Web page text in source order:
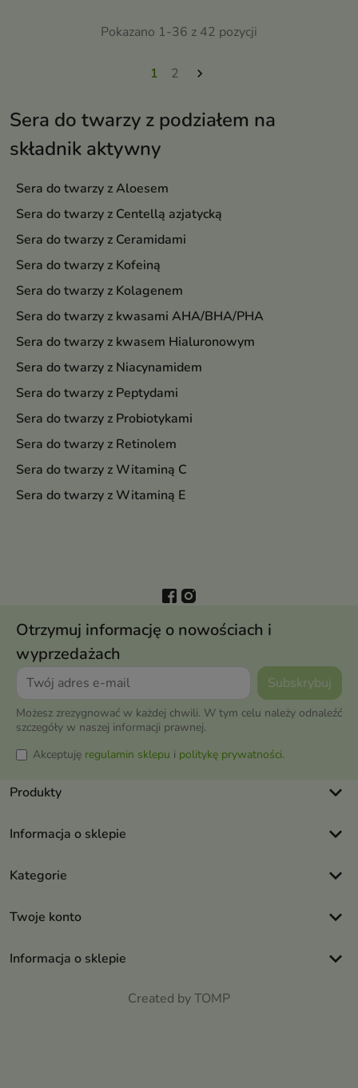
Sera do twarzy z podziałem na
składnik aktywny
Sera do twarzy z Aloesem
Sera do twarzy z Centellą azjatycką
Sera do twarzy z Ceramidami
Sera do twarzy z Kofeiną
Sera do twarzy z Kolagenem
Sera do twarzy z kwasami AHA/BHA/PHA
Sera do twarzy z kwasem Hialuronowym
Sera do twarzy z Niacynamidem
Sera do twarzy z Peptydami
Sera do twarzy z Probiotykami
Sera do twarzy z Retinolem
Sera do twarzy z Witaminą C
Sera do twarzy z Witaminą E
Pokazano 1-36 z 42 pozycji
1 2 
Otrzymuj informację o nowościach i
wyprzedażach
Możesz zrezygnować w każdej chwili. W tym celu należy odnaleźć
szczegóły w naszej informacji prawnej.
Akceptuję regulamin sklepu i politykę prywatności.
Produkty keyboard_arrow_down
Informacja o sklepie keyboard_arrow_down
Kategorie keyboard_arrow_down
Twoje konto keyboard_arrow_down
Informacja o sklepie keyboard_arrow_down
Created by TOMP